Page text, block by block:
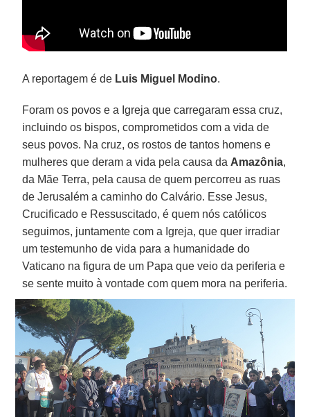
A reportagem é de Luis Miguel Modino.
Foram os povos e a Igreja que carregaram essa cruz,
incluindo os bispos, comprometidos com a vida de
seus povos. Na cruz, os rostos de tantos homens e
mulheres que deram a vida pela causa da Amazônia,
da Mãe Terra, pela causa de quem percorreu as ruas
de Jerusalém a caminho do Calvário. Esse Jesus,
Crucificado e Ressuscitado, é quem nós católicos
seguimos, juntamente com a Igreja, que quer irradiar
um testemunho de vida para a humanidade do
Vaticano na figura de um Papa que veio da periferia e
se sente muito à vontade com quem mora na periferia.